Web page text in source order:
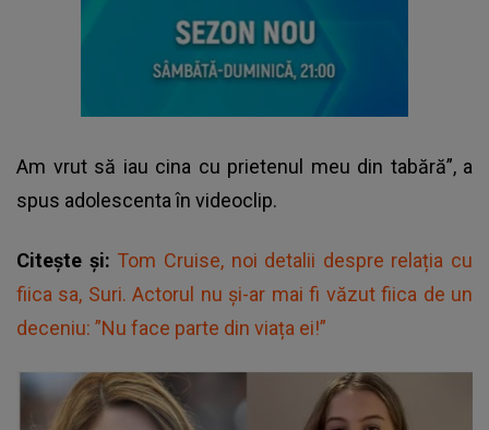
Am vrut să iau cina cu prietenul meu din tabără”, a
spus adolescenta în videoclip.
Citește și: Tom Cruise, noi detalii despre relația cu
fiica sa, Suri. Actorul nu și-ar mai fi văzut fiica de un
deceniu: ”Nu face parte din viața ei!”